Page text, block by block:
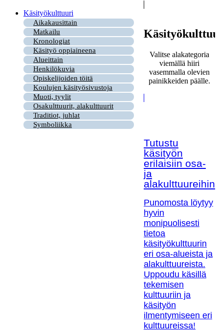
Käsityökulttuuri
Aikakausittain
Matkailu
Kronologiat
Käsityö oppiaineena
Alueittain
Henkilökuvia
Opiskelijoiden töitä
Koulujen käsityösivustoja
Muoti, tyylit
Osakulttuurit, alakulttuurit
Traditiot, juhlat
Symboliikka
Valitse alakategoria
viemällä hiiri
vasemmalla olevien
painikkeiden päälle.
Tutustu
käsityön
erilaisiin osa-
ja
alakulttuureihin!
Punomosta löytyy
hyvin
monipuolisesti
tietoa
käsityökulttuurin
eri osa-alueista ja
alakulttuureista.
Uppoudu käsillä
tekemisen
kulttuuriin ja
käsityön
ilmentymiseen eri
kulttuureissa!